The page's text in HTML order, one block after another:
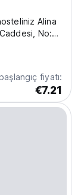
Alina
No:
Kendinizi
fiyatı:
€7.21